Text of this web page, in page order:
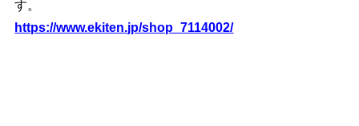
す。
https://www.ekiten.jp/shop_7114002/